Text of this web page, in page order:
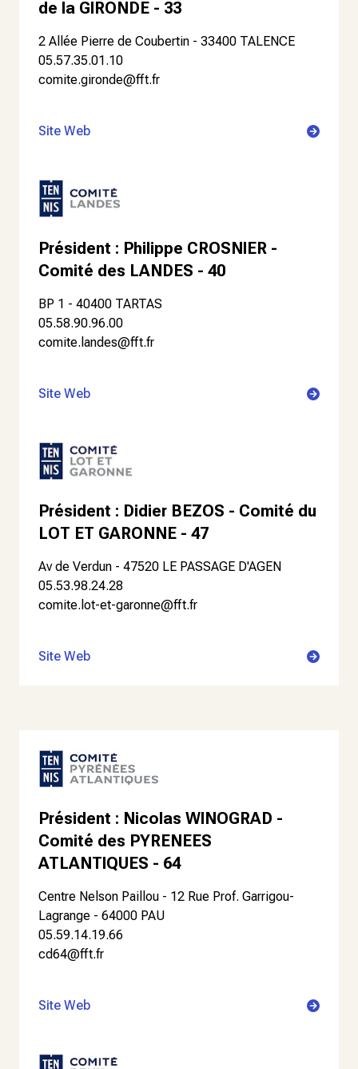
de la GIRONDE - 33
2 Allée Pierre de Coubertin - 33400 TALENCE
05.57.35.01.10
comite.gironde@fft.fr
Site Web
Président : Philippe CROSNIER -
Comité des LANDES - 40
BP 1 - 40400 TARTAS
05.58.90.96.00
comite.landes@fft.fr
Site Web
Président : Didier BEZOS - Comité du
LOT ET GARONNE - 47
Av de Verdun - 47520 LE PASSAGE D'AGEN
05.53.98.24.28
comite.lot-et-garonne@fft.fr
Site Web
Président : Nicolas WINOGRAD -
Comité des PYRENEES
ATLANTIQUES - 64
Centre Nelson Paillou - 12 Rue Prof. Garrigou-
Lagrange - 64000 PAU
05.59.14.19.66
cd64@fft.fr
Site Web